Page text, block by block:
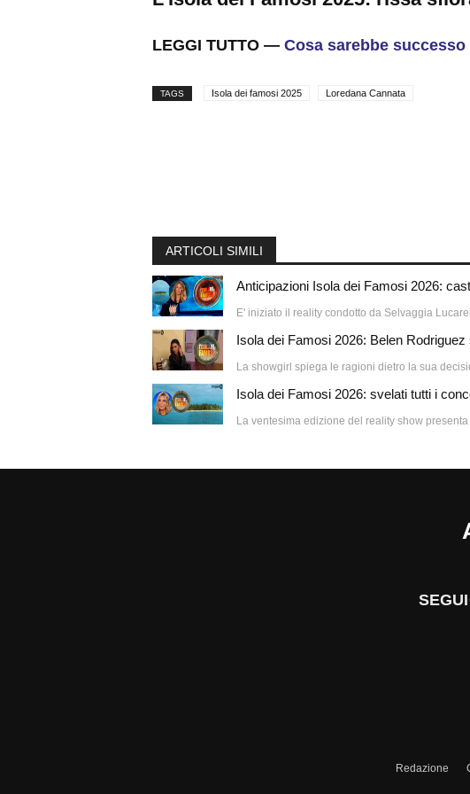
LEGGI TUTTO — Cosa sarebbe
TAGS Isola dei famosi 2025 Loredana Cannata
ARTICOLI SIMILI
Anticipazioni Isola dei Famosi 2026:
E' iniziato il reality condotto da Selvaggia
Isola dei Famosi 2026: Belen
La showgirl spiega le ragioni dietro la sua
Isola dei Famosi 2026: svelati tutti i
La ventesima edizione del reality show
Redazione